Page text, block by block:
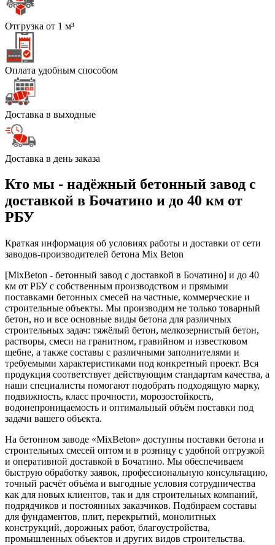
Отгрузка от 1 м³
Оплата удобным способом
Доставка в выходные
Доставка в день заказа
Кто мы - надёжный бетонный завод с
доставкой в Бочатино и до 40 км от
РБУ
Краткая информация об условиях работы и доставки от сети
заводов-производителей бетона Mix Beton
[MixBeton - бетонный завод с доставкой в Бочатино] и до 40
км от РБУ с собственным производством и прямыми
поставками бетонных смесей на частные, коммерческие и
строительные объекты. Мы производим не только товарный
бетон, но и все основные виды бетона для различных
строительных задач: тяжёлый бетон, мелкозернистый бетон,
растворы, смеси на гранитном, гравийном и известковом
щебне, а также составы с различными заполнителями и
требуемыми характеристиками под конкретный проект. Вся
продукция соответствует действующим стандартам качества, а
наши специалисты помогают подобрать подходящую марку,
подвижность, класс прочности, морозостойкость,
водонепроницаемость и оптимальный объём поставки под
задачи вашего объекта.
На бетонном заводе «MixBeton» доступны поставки бетона и
строительных смесей оптом и в розницу с удобной отгрузкой
и оперативной доставкой в Бочатино. Мы обеспечиваем
быструю обработку заявок, профессиональную консультацию,
точный расчёт объёма и выгодные условия сотрудничества
как для новых клиентов, так и для строительных компаний,
подрядчиков и постоянных заказчиков. Подбираем составы
для фундаментов, плит, перекрытий, монолитных
конструкций, дорожных работ, благоустройства,
промышленных объектов и других видов строительства.